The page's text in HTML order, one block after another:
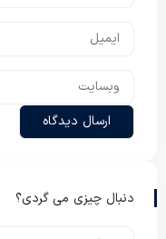
دنبال چیزی می گردی؟